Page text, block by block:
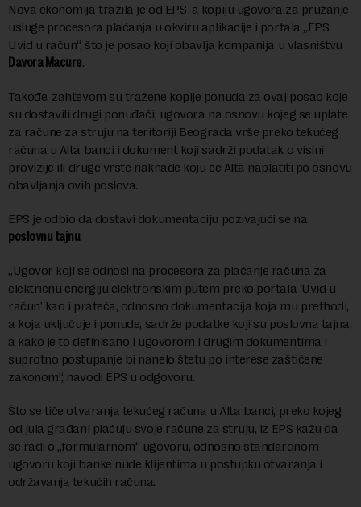
Nova ekonomija tražila je od EPS-a kopiju ugovora za pružanje
usluge procesora plaćanja u okviru aplikacije i portala „EPS
Uvid u račun“, što je posao koji obavlja kompanija u vlasništvu
Davora Macure.
Takođe, zahtevom su tražene kopije ponuda za ovaj posao koje
su dostavili drugi ponuđači, ugovora na osnovu kojeg se uplate
za račune za struju na teritoriji Beograda vrše preko tekućeg
računa u Alta banci i dokument koji sadrži podatak o visini
provizije ili druge vrste naknade koju će Alta naplatiti po osnovu
obavljanja ovih poslova.
EPS je odbio da dostavi dokumentaciju pozivajući se na
poslovnu tajnu.
„Ugovor koji se odnosi na procesora za plaćanje računa za
električnu energiju elektronskim putem preko portala ‘Uvid u
račun’ kao i prateća, odnosno dokumentacija koja mu prethodi,
a koja uključuje i ponude, sadrže podatke koji su poslovna tajna,
a kako je to definisano i ugovorom i drugim dokumentima i
suprotno postupanje bi nanelo štetu po interese zaštićene
zakonom“, navodi EPS u odgovoru.
Što se tiče otvaranja tekućeg računa u Alta banci, preko kojeg
od jula građani plaćuju svoje račune za struju, iz EPS kažu da
se radi o „formularnom“ ugovoru, odnosno standardnom
ugovoru koji banke nude klijentima u postupku otvaranja i
održavanja tekućih računa.